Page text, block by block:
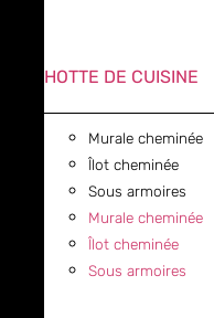
HOTTE DE CUISINE
Murale cheminée
Îlot cheminée
Sous armoires
Murale cheminée
Îlot cheminée
Sous armoires